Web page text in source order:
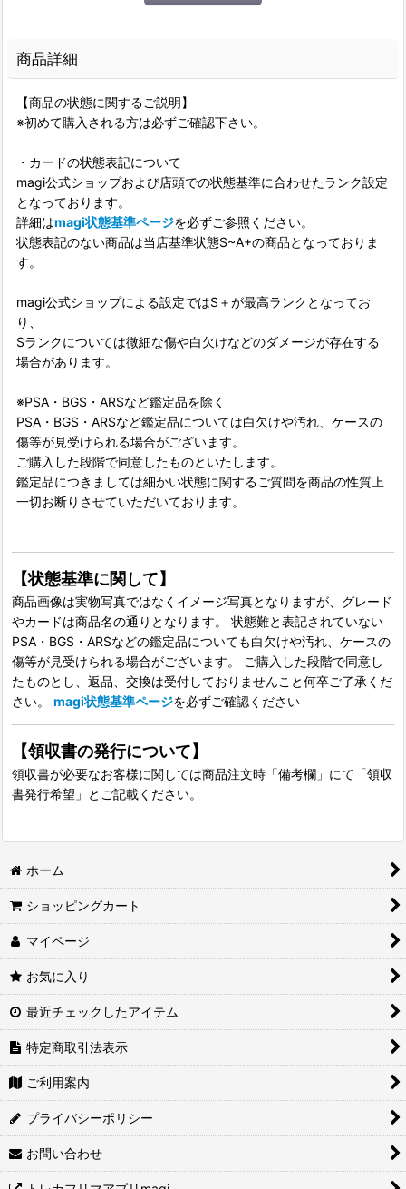
商品詳細
【商品の状態に関するご説明】
※初めて購入される方は必ずご確認下さい。
・カードの状態表記について
magi公式ショップおよび店頭での状態基準に合わせたランク設定
となっております。
詳細はmagi状態基準ページを必ずご参照ください。
状態表記のない商品は当店基準状態S~A+の商品となっておりま
す。
magi公式ショップによる設定ではS＋が最高ランクとなってお
り、
Sランクについては微細な傷や白欠けなどのダメージが存在する
場合があります。
※PSA・BGS・ARSなど鑑定品を除く
PSA・BGS・ARSなど鑑定品については白欠けや汚れ、ケースの
傷等が見受けられる場合がございます。
ご購入した段階で同意したものといたします。
鑑定品につきましては細かい状態に関するご質問を商品の性質上
一切お断りさせていただいております。
【状態基準に関して】
商品画像は実物写真ではなくイメージ写真となりますが、グレード
やカードは商品名の通りとなります。 状態難と表記されていない
PSA・BGS・ARSなどの鑑定品についても白欠けや汚れ、ケースの
傷等が見受けられる場合がございます。 ご購入した段階で同意し
たものとし、返品、交換は受付しておりませんこと何卒ご了承くだ
さい。 magi状態基準ページを必ずご確認ください
【領収書の発行について】
領収書が必要なお客様に関しては商品注文時「備考欄」にて「領収
書発行希望」とご記載ください。
ホーム
ショッピングカート
マイページ
お気に入り
最近チェックしたアイテム
特定商取引法表示
ご利用案内
プライバシーポリシー
お問い合わせ